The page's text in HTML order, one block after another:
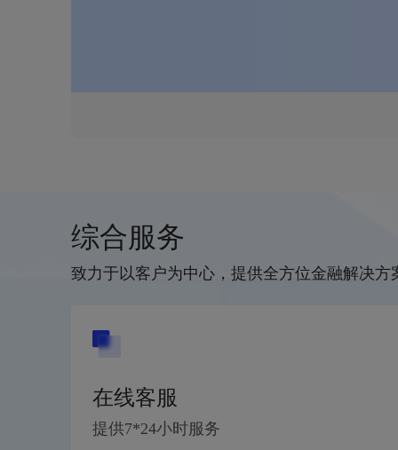
综合服务
致力于以客户为中心，提供全方位金融解决方
在线客服
提供7*24小时服务